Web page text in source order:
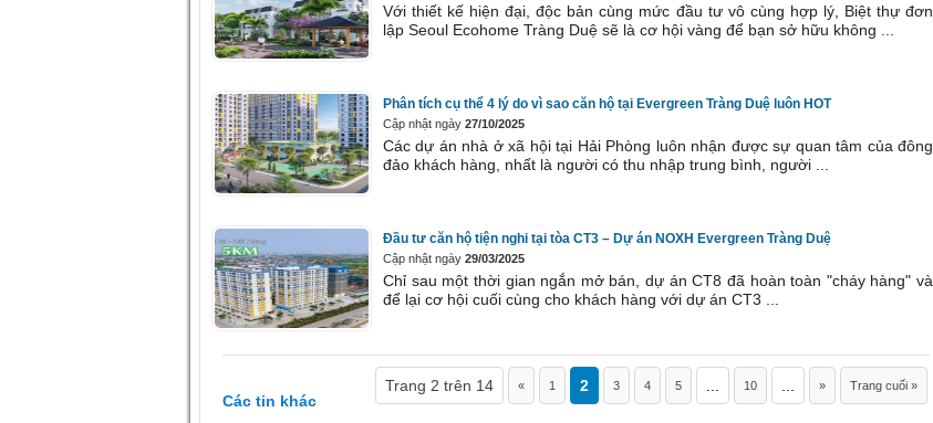
Với thiết kế hiện đại, độc bản cùng mức đầu tư vô cùng hợp lý, Biệt thự đơn
lập Seoul Ecohome Tràng Duệ sẽ là cơ hội vàng để bạn sở hữu không ...
Phân tích cụ thể 4 lý do vì sao căn hộ tại Evergreen Tràng Duệ luôn HOT
Cập nhật ngày 27/10/2025
Các dự án nhà ở xã hội tại Hải Phòng luôn nhận được sự quan tâm của đông
đảo khách hàng, nhất là người có thu nhập trung bình, người ...
Đầu tư căn hộ tiện nghi tại tòa CT3 – Dự án NOXH Evergreen Tràng Duệ
Cập nhật ngày 29/03/2025
Chỉ sau một thời gian ngắn mở bán, dự án CT8 đã hoàn toàn "cháy hàng" và
để lại cơ hội cuối cùng cho khách hàng với dự án CT3 ...
Trang 2 trên 14 « 1 2 3 4 5 10 » Trang cuối »
Các tin khác